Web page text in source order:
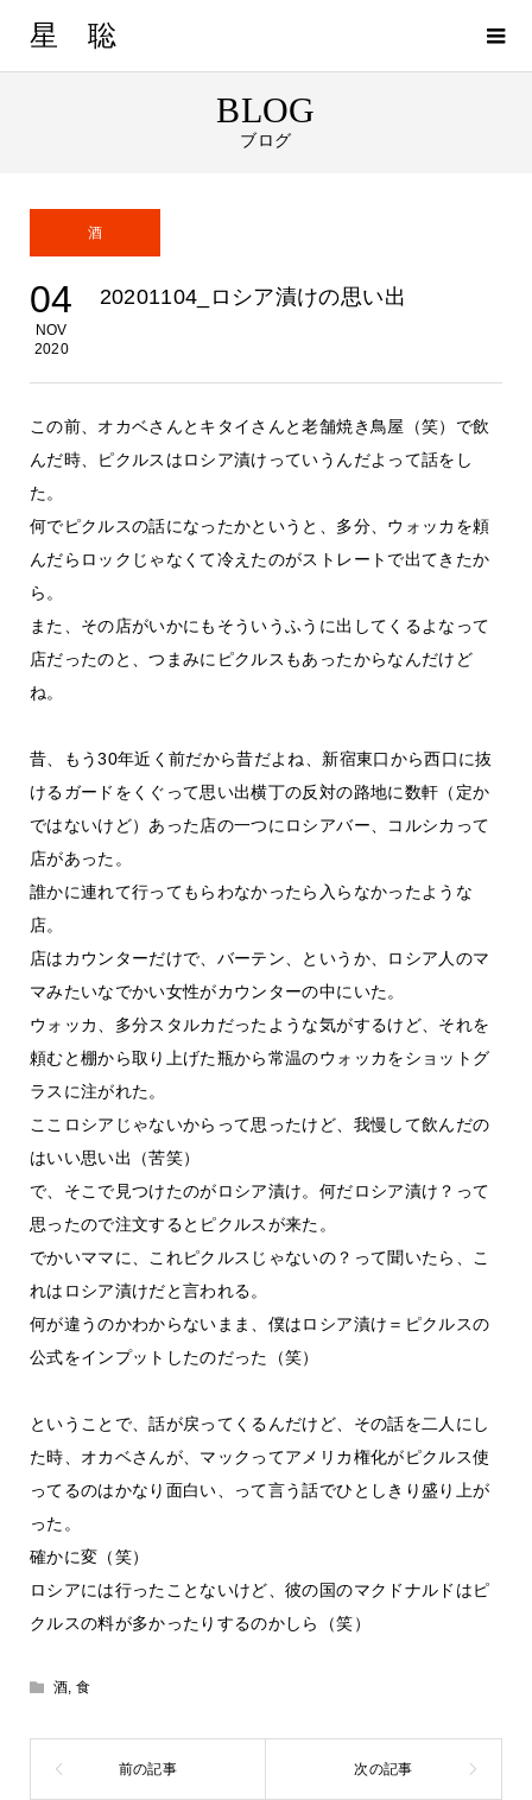
星 聡
BLOG
ブログ
酒
04
NOV
2020
20201104_ロシア漬けの思い出
この前、オカベさんとキタイさんと老舗焼き鳥屋（笑）で飲
んだ時、ピクルスはロシア漬けっていうんだよって話をし
た。
何でピクルスの話になったかというと、多分、ウォッカを頼
んだらロックじゃなくて冷えたのがストレートで出てきたか
ら。
また、その店がいかにもそういうふうに出してくるよなって
店だったのと、つまみにピクルスもあったからなんだけど
ね。
昔、もう30年近く前だから昔だよね、新宿東口から西口に抜
けるガードをくぐって思い出横丁の反対の路地に数軒（定か
ではないけど）あった店の一つにロシアバー、コルシカって
店があった。
誰かに連れて行ってもらわなかったら入らなかったような
店。
店はカウンターだけで、バーテン、というか、ロシア人のマ
マみたいなでかい女性がカウンターの中にいた。
ウォッカ、多分スタルカだったような気がするけど、それを
頼むと棚から取り上げた瓶から常温のウォッカをショットグ
ラスに注がれた。
ここロシアじゃないからって思ったけど、我慢して飲んだの
はいい思い出（苦笑）
で、そこで見つけたのがロシア漬け。何だロシア漬け？って
思ったので注文するとピクルスが来た。
でかいママに、これピクルスじゃないの？って聞いたら、こ
れはロシア漬けだと言われる。
何が違うのかわからないまま、僕はロシア漬け＝ピクルスの
公式をインプットしたのだった（笑）
ということで、話が戻ってくるんだけど、その話を二人にし
た時、オカベさんが、マックってアメリカ権化がピクルス使
ってるのはかなり面白い、って言う話でひとしきり盛り上が
った。
確かに変（笑）
ロシアには行ったことないけど、彼の国のマクドナルドはピ
クルスの料が多かったりするのかしら（笑）
酒, 食